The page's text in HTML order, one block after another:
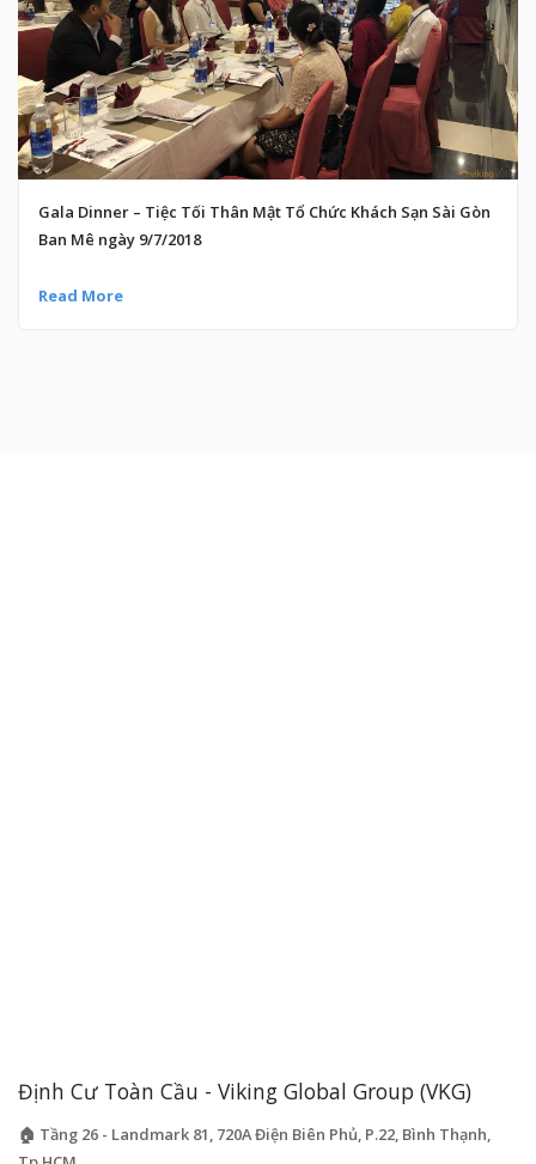
Gala Dinner – Tiệc Tối Thân Mật Tổ Chức Khách Sạn Sài Gòn
Ban Mê ngày 9/7/2018
Read More
Định Cư Toàn Cầu - Viking Global Group (VKG)
🏠 Tầng 26 - Landmark 81, 720A Điện Biên Phủ, P.22, Bình Thạnh,